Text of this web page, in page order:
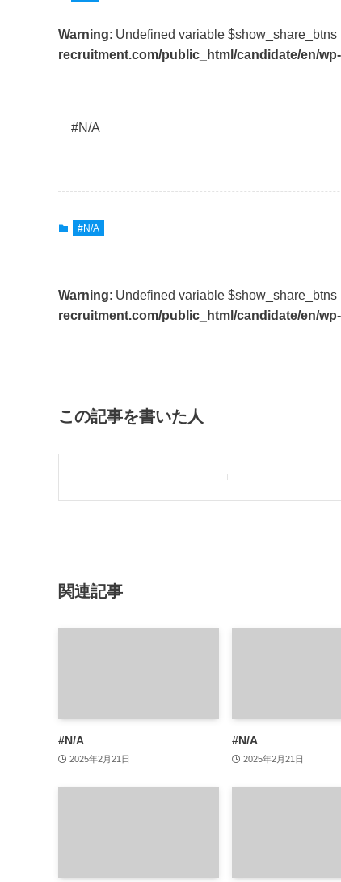
Warning: Undefined variable $show_share_btns
recruitment.com/public_html/candidate/en/
#N/A
#N/A
Warning: Undefined variable $show_share_btns
recruitment.com/public_html/candidate/en/
この記事を書いた人
関連記事
#N/A
2025年2月21日
#N/A
2025年2月21日